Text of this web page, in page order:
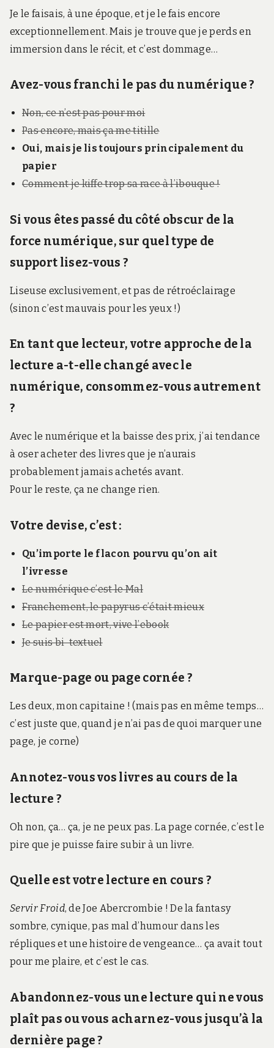
Je le faisais, à une époque, et je le fais encore
exceptionnellement. Mais je trouve que je perds en
immersion dans le récit, et c’est dommage…
Avez-vous franchi le pas du numérique ?
Non, ce n’est pas pour moi
Pas encore, mais ça me titille
Oui, mais je lis toujours principalement du
papier
Comment je kiffe trop sa race à l’ibouque !
Si vous êtes passé du côté obscur de la
force numérique, sur quel type de
support lisez-vous ?
Liseuse exclusivement, et pas de rétroéclairage
(sinon c’est mauvais pour les yeux !)
En tant que lecteur, votre approche de la
lecture a-t-elle changé avec le
numérique, consommez-vous autrement
?
Avec le numérique et la baisse des prix, j’ai tendance
à oser acheter des livres que je n’aurais
probablement jamais achetés avant.
Pour le reste, ça ne change rien.
Votre devise, c’est :
Qu’importe le flacon pourvu qu’on ait
l’ivresse
Le numérique c’est le Mal
Franchement, le papyrus c’était mieux
Le papier est mort, vive l’ebook
Je suis bi-textuel
Marque-page ou page cornée ?
Les deux, mon capitaine ! (mais pas en même temps…
c’est juste que, quand je n’ai pas de quoi marquer une
page, je corne)
Annotez-vous vos livres au cours de la
lecture ?
Oh non, ça… ça, je ne peux pas. La page cornée, c’est le
pire que je puisse faire subir à un livre.
Quelle est votre lecture en cours ?
Servir Froid, de Joe Abercrombie ! De la fantasy
sombre, cynique, pas mal d’humour dans les
répliques et une histoire de vengeance… ça avait tout
pour me plaire, et c’est le cas.
Abandonnez-vous une lecture qui ne vous
plaît pas ou vous acharnez-vous jusqu’à la
dernière page ?